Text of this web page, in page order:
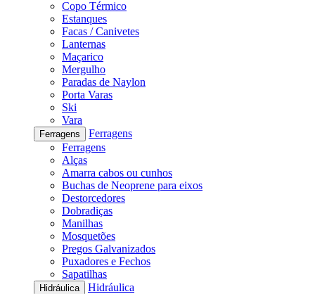
Copo Térmico
Estanques
Facas / Canivetes
Lanternas
Maçarico
Mergulho
Paradas de Naylon
Porta Varas
Ski
Vara
Ferragens
Ferragens
Ferragens
Alças
Amarra cabos ou cunhos
Buchas de Neoprene para eixos
Destorcedores
Dobradiças
Manilhas
Mosquetões
Pregos Galvanizados
Puxadores e Fechos
Sapatilhas
Hidráulica
Hidráulica